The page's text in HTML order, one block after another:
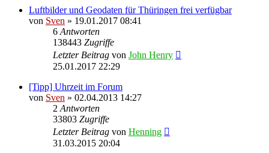
Luftbilder und Geodaten für Thüringen frei verfügbar
von Sven » 19.01.2017 08:41
6 Antworten
138443 Zugriffe
Letzter Beitrag von John Henry
25.01.2017 22:29
[Tipp] Uhrzeit im Forum
von Sven » 02.04.2013 14:27
2 Antworten
33803 Zugriffe
Letzter Beitrag von Henning
31.03.2015 20:04